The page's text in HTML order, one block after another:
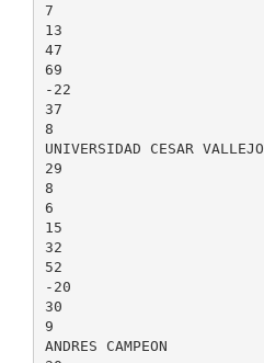
7
13
47
69
-22
37
8
UNIVERSIDAD CESAR VALLEJO
29
8
6
15
32
52
-20
30
9
ANDRES CAMPEON